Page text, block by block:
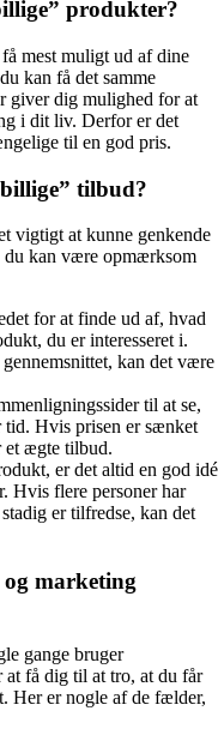
produkter?
mest muligt ud af dine
kan få det samme
giver dig mulighed for at
i dit liv. Derfor er det
til en god pris.
tilbud?
vigtigt at kunne genkende
du kan være opmærksom
for at finde ud af, hvad
du er interesseret i.
kan det være
til at se,
tid. Hvis prisen er sænket
et ægte tilbud.
er det altid en god idé
Hvis flere personer har
er tilfredse, kan det
marketing
gange bruger
få dig til at tro, at du får
Her er nogle af de fælder,